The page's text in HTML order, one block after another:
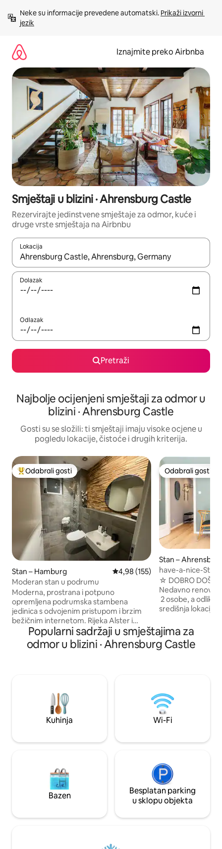
sadržaj
Neke su informacije prevedene automatski. Prikaži izvorni
jezik
Iznajmite preko Airbnba
Smještaji u blizini · Ahrensburg Castle
Rezervirajte jedinstvene smještaje za odmor, kuće i
druge vrste smještaja na Airbnbu
Lokacija
Kada budu dostupni rezultati, moći ćete ih pregledati
Dolazak
Odlazak
Pretraži
Najbolje ocijenjeni smještaji za odmor u
blizini · Ahrensburg Castle
Gosti su se složili: ti smještaji imaju visoke ocjene u
pogledu lokacije, čistoće i drugih kriterija.
Među najviše rangiranima s oznakom „Odabrali gosti”
Odabrali gosti
Stan – Hamburg Prosječna ocjena: 4,98/5,
4,98 (155)
Moderan stan u podrumu
Moderna, prostrana i potpuno
opremljena podrumska stambena
jedinica s odvojenim pristupom i brzim
bežičnim internetom. Rijeka Alster i
pješačka staza nalaze se u neposrednoj
blizini. Do trgovačkog centra Alstertale
možete doći autobusom za samo
otprilike 30 minuta. Do središnjeg
željezničkog kolodvora može se doći
autobusom i vlakom za oko 40 – 50
minuta. Besplatno parkiranje ispred kuće
Odabrali gosti
Odabrali gosti
Stan –
have-a-nice-Stay
railway station,
☆ DOBRO DOŠLI
Nedavno
2 osobe, a
središnja lokacija. → Željeznička postaja
Mirna lokacija →
neometanim
pametni TV → 180
40 000 filmova i
WLAN (100 Mbit)
na ulici
Popularni sadržaji u smještajima za
odmor u blizini · Ahrensburg Castle
Kuhinja Wi-Fi
Bazen
Besplatan parking
u sklopu objekta